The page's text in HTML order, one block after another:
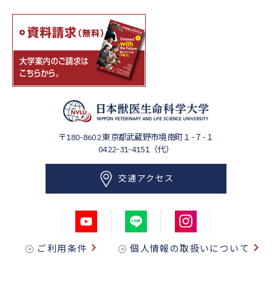
〒180-8602東京都武蔵野市境南町１-７-１
0422-31-4151（代）
交通アクセス
ご利用条件 個人情報の取扱いについて